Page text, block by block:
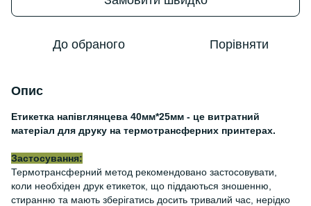
До обраного Порівняти
Опис
Етикетка напівглянцева 40мм*25мм - це витратний
матеріал для друку на термотрансферних принтерах.
Застосування:
Термотрансферний метод рекомендовано застосовувати,
коли необхіден друк етикеток, що піддаються зношенню,
стиранню та мають зберігатись досить тривалий час, нерідко